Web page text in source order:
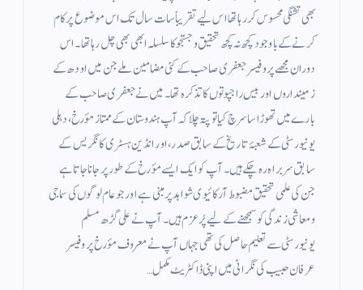
بھی تشنگی محسوس کر رہا تھا اس لیے تقریباً سات سال تک اس موضوع پر کام
کرنے کے باوجود کچھ نہ کچھ تحقیق و جستجو کا سلسلہ ابھی بھی چل رہا تھا۔ اس
دوران مجھے پروفیسر جعفری صاحب کے کئی مضامين ملے جن میں اودھ کے
زمینداروں اور بیس راجپوتوں کا تذکرہ تھا۔ میں نے جعفری صاحب کے
بارے میں تھوڑا سا سرچ کیا تو پتہ چلا کہ آپ ہندوستان کے ممتاز مؤرخ، دہلی
یونیورسٹی کے شعبۂ تاریخ کے سابق صدر، اور انڈین ہسٹری کانگریس کے
سابق سربراہ رہ چکے ہیں۔ آپ کو ایک ایسے مؤرخ کے طور پر جانا جاتا ہے
جن کی علمی تحقیق مضبوط آرکائیوی شواہد پر مبنی ہے اور جو عام لوگوں کی سماجی
و معاشی زندگی کو سمجھنے کے لیے پُرعزم ہیں۔ آپ نے علی گڑھ مسلم
یونیورسٹی سے تعلیم حاصل کی تھی جہاں آپ نے معروف مؤرخ پروفیسر
عرفان حبیب کی نگرانی میں اپنی ڈاکٹریٹ مکمل…